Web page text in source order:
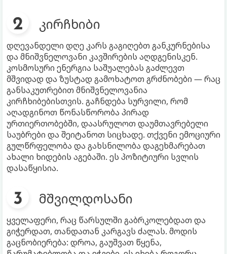
კირჩხიბი
დღევანდელი დღე კარს გაგიღებთ განკურნებისა
და მნიშვნელოვანი კავშირების აღდგენისკენ.
კოსმოსური ენერგია საშუალებას გაძლევთ
მშვიდად და ზუსტად გამოხატოთ გრძნობები — რაც
განსაკუთრებით მნიშვნელოვანია
კირჩხიბებისთვის. გაჩნდება სურვილი, რომ
აღადგინოთ წონასწორობა პირად
ურთიერთობებში, დაასრულოთ დაუმთავრებელი
საუბრები და შეიტანოთ სიცხადე. თქვენი ემოციური
გულწრფელობა და გახსნილობა დაგეხმარებათ
ახალი ხიდების აგებაში. ეს პოზიტიური სვლის
დასაწყისია.
მშვილდოსანი
ყველაფერი, რაც წარსულში გაბრკოლებდათ და
გიჭერდათ, თანდათან კარგავს ძალას. მოდის
გაცნობიერება: დროა, გაუშვათ წყენა,